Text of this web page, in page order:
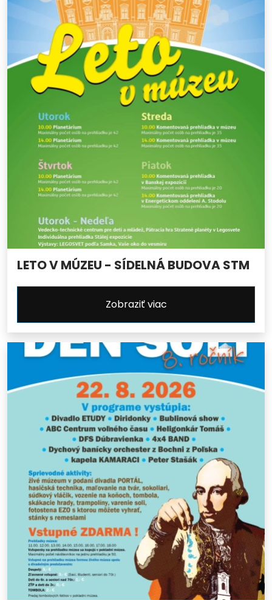
LETO V MÚZEU - SÍDELNÁ BUDOVA STM
Zobraziť viac